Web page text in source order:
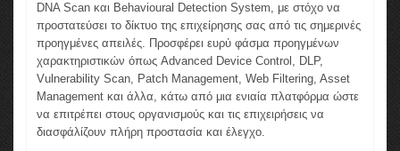
DNA Scan και Behavioural Detection System, με στόχο να
προστατεύσει το δίκτυο της επιχείρησης σας από τις σημερινές
προηγμένες απειλές. Προσφέρει ευρύ φάσμα προηγμένων
χαρακτηριστικών όπως Advanced Device Control, DLP,
Vulnerability Scan, Patch Management, Web Filtering, Asset
Management και άλλα, κάτω από μια ενιαία πλατφόρμα ώστε
να επιτρέπει στους οργανισμούς και τις επιχειρήσεις να
διασφάλίζουν πλήρη προστασία και έλεγχο.